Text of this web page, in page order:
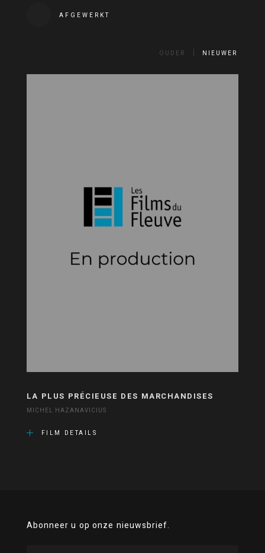
AFGEWERKT
OUDER NIEUWER
LA PLUS PRÉCIEUSE DES MARCHANDISES
MICHEL HAZANAVICIUS
FILM DETAILS
Abonneer u op onze nieuwsbrief.